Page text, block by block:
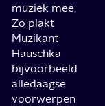
muziek mee.
Zo plakt
Muzikant
Hauschka
bijvoorbeeld
alledaagse
voorwerpen